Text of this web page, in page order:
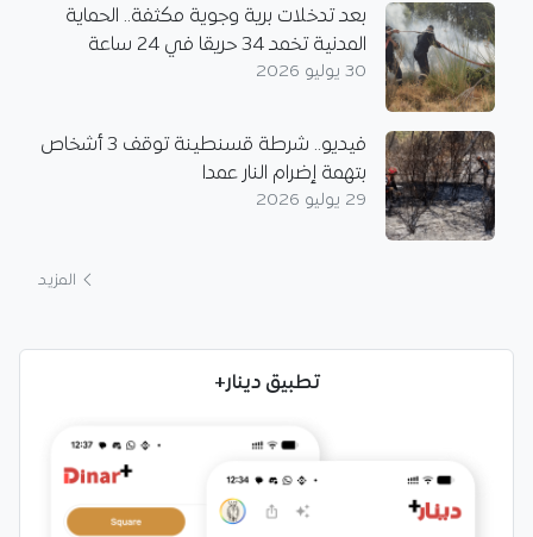
بعد تدخلات برية وجوية مكثفة.. الحماية
المدنية تخمد 34 حريقا في 24 ساعة
30 يوليو 2026
فيديو.. شرطة قسنطينة توقف 3 أشخاص
بتهمة إضرام النار عمدا
29 يوليو 2026
المزيد
تطبيق دينار+